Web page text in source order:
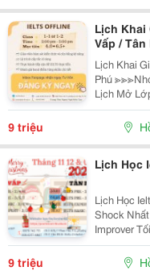
Lịch Khai
Vấp / Tân
Lịch Khai
Phú ≫≫≫Nhóm Lớp 3 Tháng/ Đóng Tiền Hp Theo Khóa +
Lịch Mở
Lớp + Giáo
Nước
9 triệu
Lịch Học
Lịch Học Ielts
Shock Nhất Tại
Improver Tối 2 4 6 Khai Giảng: 13/
18:00 Đến 21:00 Học Phí Ưu Đãi 5%
9 triệu